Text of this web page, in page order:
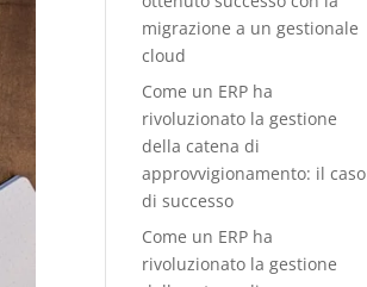
migrazione a un gestionale
cloud
Come un ERP ha
rivoluzionato la gestione
della catena di
approvvigionamento: il caso
di successo
Come un ERP ha
rivoluzionato la gestione